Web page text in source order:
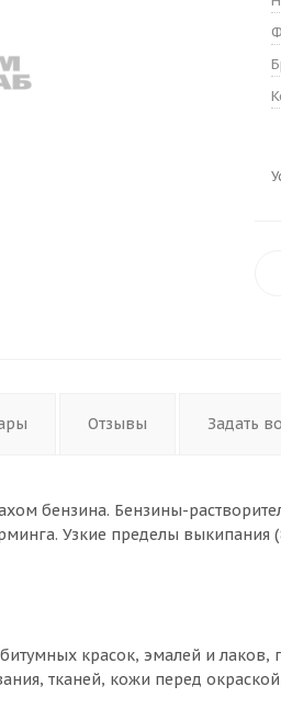
Отзывы Задать
бензина. Бензины-
Узкие пределы выкипания
красок, эмалей и
тканей, кожи перед